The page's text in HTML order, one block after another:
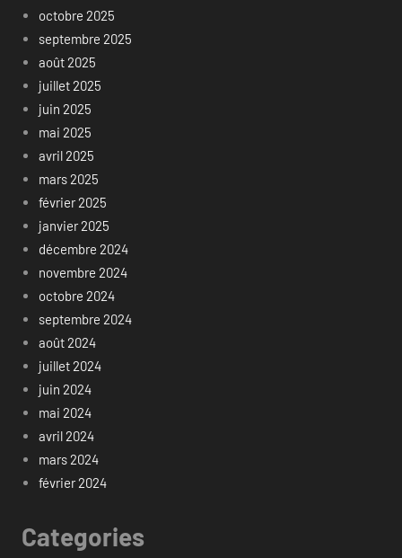
octobre 2025
septembre 2025
août 2025
juillet 2025
juin 2025
mai 2025
avril 2025
mars 2025
février 2025
janvier 2025
décembre 2024
novembre 2024
octobre 2024
septembre 2024
août 2024
juillet 2024
juin 2024
mai 2024
avril 2024
mars 2024
février 2024
Categories